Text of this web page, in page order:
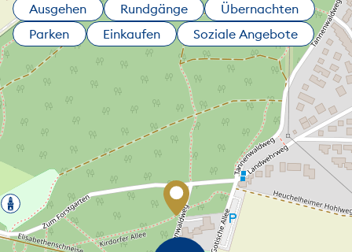
Ausgehen
Rundgänge
Übernachten
Parken
Einkaufen Soziale Angebote